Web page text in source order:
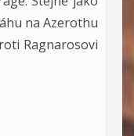
na Azerothu
Ragnarosovi